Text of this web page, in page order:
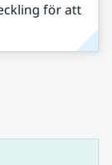
för att